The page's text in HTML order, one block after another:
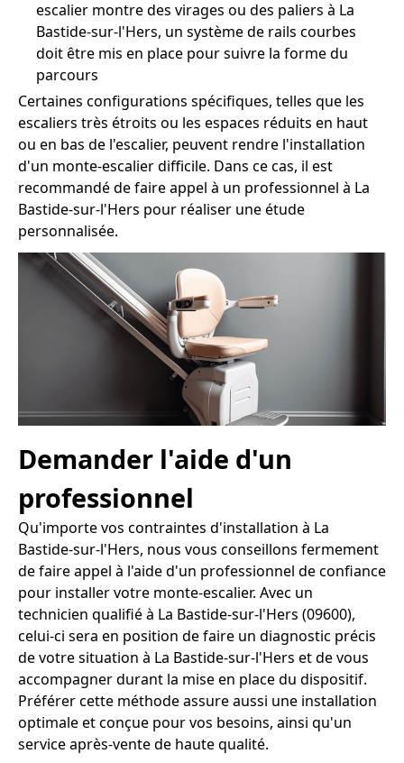
escalier montre des virages ou des paliers à La
Bastide-sur-l'Hers, un système de rails courbes
doit être mis en place pour suivre la forme du
parcours
Certaines configurations spécifiques, telles que les
escaliers très étroits ou les espaces réduits en haut
ou en bas de l'escalier, peuvent rendre l'installation
d'un monte-escalier difficile. Dans ce cas, il est
recommandé de faire appel à un professionnel à La
Bastide-sur-l'Hers pour réaliser une étude
personnalisée.
Demander l'aide d'un
professionnel
Qu'importe vos contraintes d'installation à La
Bastide-sur-l'Hers, nous vous conseillons fermement
de faire appel à l'aide d'un professionnel de confiance
pour installer votre monte-escalier. Avec un
technicien qualifié à La Bastide-sur-l'Hers (09600),
celui-ci sera en position de faire un diagnostic précis
de votre situation à La Bastide-sur-l'Hers et de vous
accompagner durant la mise en place du dispositif.
Préférer cette méthode assure aussi une installation
optimale et conçue pour vos besoins, ainsi qu'un
service après-vente de haute qualité.